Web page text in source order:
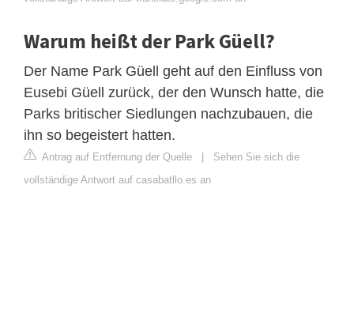
Warum heißt der Park Güell?
Der Name Park Güell geht auf den Einfluss von
Eusebi Güell zurück, der den Wunsch hatte, die
Parks britischer Siedlungen nachzubauen, die
ihn so begeistert hatten.
Antrag auf Entfernung der Quelle | Sehen Sie sich die
vollständige Antwort auf casabatllo.es an